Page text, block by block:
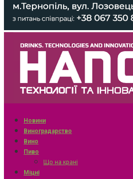
Новини
Виноградарство
Вино
Пиво
Що на крані
Міцні